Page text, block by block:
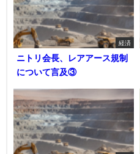
経済
ニトリ会長、レアアース規制
について言及③